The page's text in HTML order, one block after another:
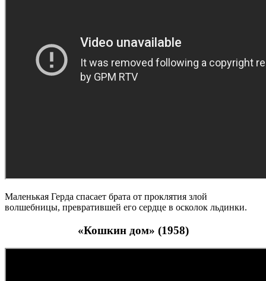
Маленькая Герда спасает брата от проклятия злой
волшебницы, превратившей его сердце в осколок льдинки.
«Кошкин дом» (1958)